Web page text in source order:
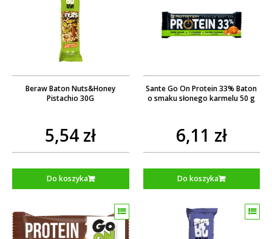
Beraw Baton Nuts&Honey
Pistachio 30G
5,54 zł
Do koszyka
Sante Go On Protein 33% Baton
o smaku słonego karmelu 50 g
6,11 zł
Do koszyka